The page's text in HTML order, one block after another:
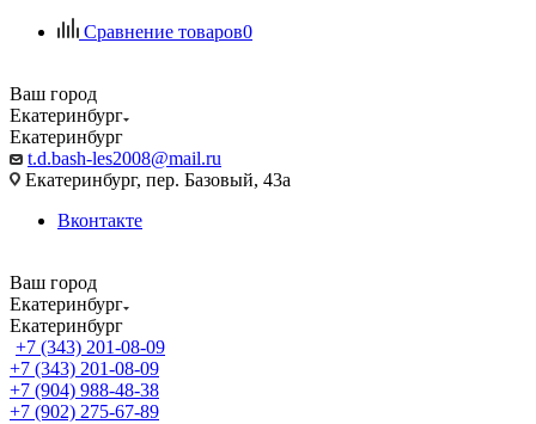
Сравнение товаров0
Ваш город
Екатеринбург
Екатеринбург
t.d.bash-les2008@mail.ru
Екатеринбург, пер. Базовый, 43а
Вконтакте
Ваш город
Екатеринбург
Екатеринбург
+7 (343) 201-08-09
+7 (343) 201-08-09
+7 (904) 988-48-38
+7 (902) 275-67-89